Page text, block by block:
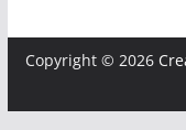
Copyright © 2026